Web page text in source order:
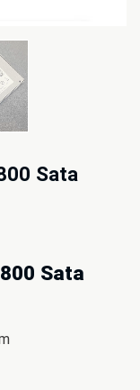
Sata
Sata